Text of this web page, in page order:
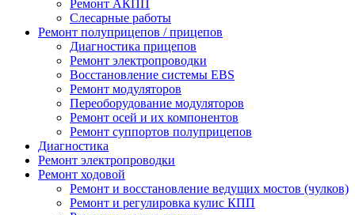
Ремонт АКПП
Слесарные работы
Ремонт полуприцепов / прицепов
Диагностика прицепов
Ремонт электропроводки
Восстановление системы EBS
Ремонт модуляторов
Переоборудование модуляторов
Ремонт осей и их компонентов
Ремонт суппортов полуприцепов
Диагностика
Ремонт электропроводки
Ремонт ходовой
Ремонт и восстановление ведущих мостов (чулков)
Ремонт и регулировка кулис КПП